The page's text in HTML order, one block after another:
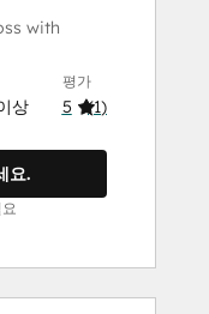
with
상
평가
5 (1)
요.